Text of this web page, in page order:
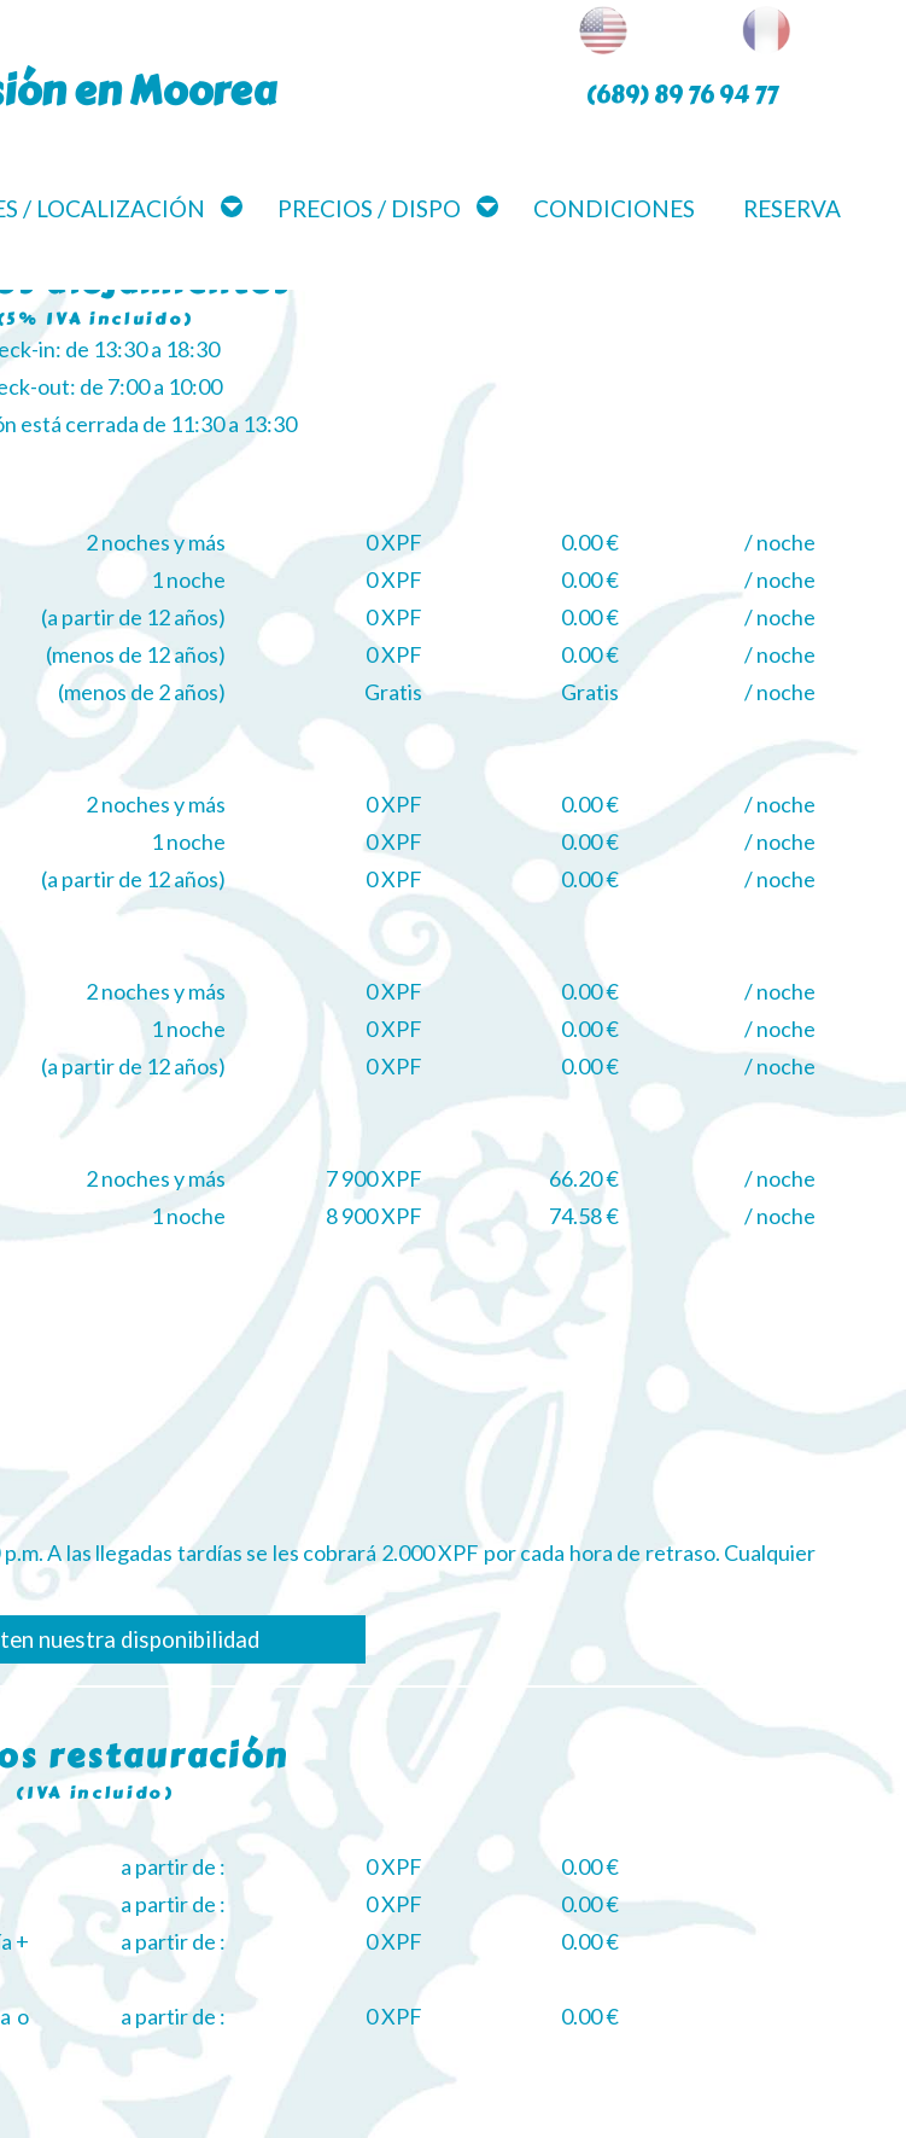
en Moorea (689) 89 76 94 77
/ LOCALIZACIÓN PRECIOS / DISPO CONDICIONES
RESERVA
alojamientos
IVA incluido)
in: de 13:30 a 18:30
out: de 7:00 a 10:00
está cerrada de 11:30 a 13:30
2 noches y más 0 XPF 0.00 €
/ noche
1 noche 0 XPF 0.00 €
/ noche
(a partir de 12 años) 0 XPF 0.00 €
/ noche
(menos de 12 años) 0 XPF 0.00 €
/ noche
(menos de 2 años) Gratis Gratis / noche
2 noches y más 0 XPF 0.00 €
/ noche
1 noche 0 XPF 0.00 €
/ noche
(a partir de 12 años) 0 XPF 0.00 € / noche
2 noches y más 0 XPF 0.00 €
/ noche
1 noche 0 XPF 0.00 €
/ noche
(a partir de 12 años) 0 XPF 0.00 € / noche
2 noches y más 7 900 XPF 66.20 €
/ noche
1 noche 8 900 XPF 74.58 € / noche
A las llegadas tardías se les cobrará 2.000 XPF por cada hora de retraso. Cualquier
nuestra disponibilidad
restauración
(IVA incluido)
a partir de : 0 XPF
0.00 €
a partir de : 0 XPF
0.00 €
+
a partir de : 0 XPF 0.00 €
o
a partir de : 0 XPF 0.00 €